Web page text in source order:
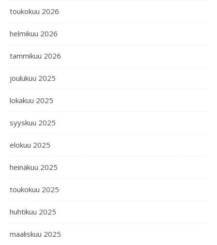
toukokuu 2026
helmikuu 2026
tammikuu 2026
joulukuu 2025
lokakuu 2025
syyskuu 2025
elokuu 2025
heinäkuu 2025
toukokuu 2025
huhtikuu 2025
maaliskuu 2025